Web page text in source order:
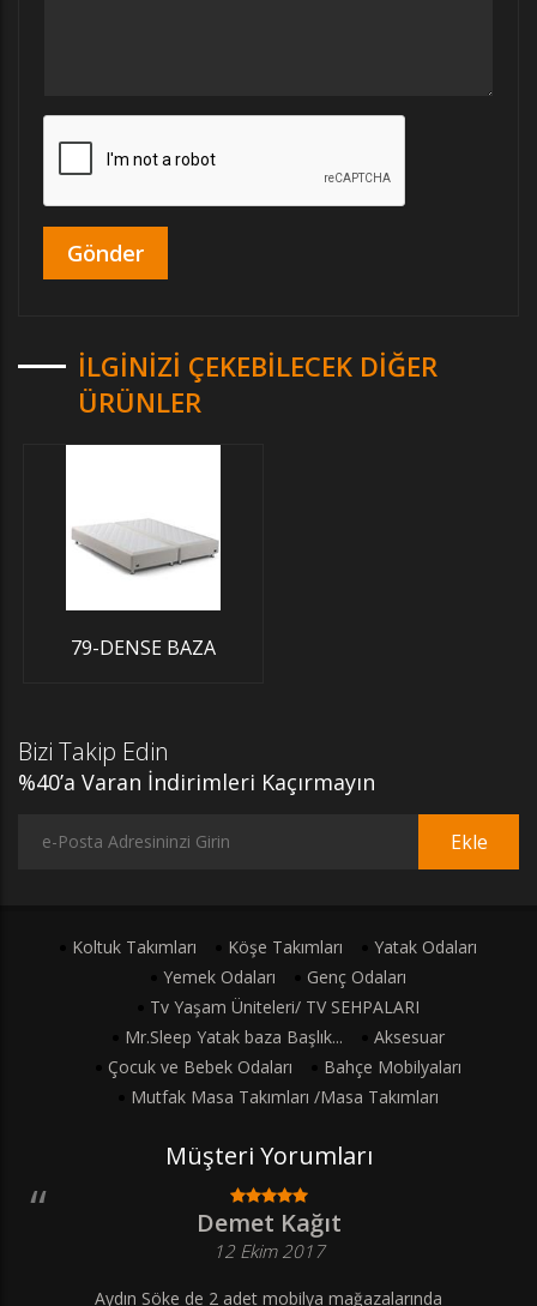
İLGINIZI ÇEKEBILECEK DIĞER
ÜRÜNLER
79-DENSE BAZA
Bizi Takip Edin
%40’a Varan İndirimleri Kaçırmayın
Ekle
Koltuk Takımları Köşe Takımları
Yatak Odaları
Yemek Odaları
Genç Odaları
Tv Yaşam Üniteleri/ TV SEHPALARI
Mr.Sleep Yatak baza Başlık...
Aksesuar
Çocuk ve Bebek Odaları
Bahçe Mobilyaları
Mutfak Masa Takımları /Masa Takımları
Müşteri Yorumları
Demet Kağıt
12 Ekim 2017
Aydın Söke de 2 adet mobilya mağazalarında